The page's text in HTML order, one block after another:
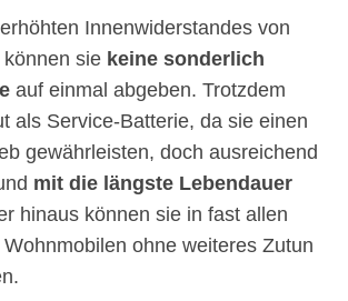
Innenwiderstandes von
sie keine sonderlich
auf einmal abgeben. Trotzdem
als Service-Batterie, da sie einen
gewährleisten, doch ausreichend
mit die längste Lebendauer
hinaus können sie in fast allen
ohne weiteres Zutun